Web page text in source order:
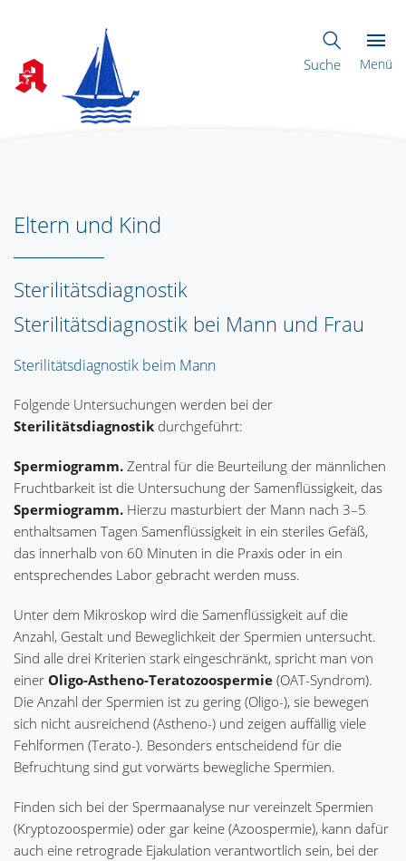
Suche Menü
Eltern und Kind
Sterilitätsdiagnostik
Sterilitätsdiagnostik bei Mann und Frau
Sterilitätsdiagnostik beim Mann
Folgende Untersuchungen werden bei der
Sterilitätsdiagnostik durchgeführt:
Spermiogramm. Zentral für die Beurteilung der männlichen
Fruchtbarkeit ist die Untersuchung der Samenflüssigkeit, das
Spermiogramm. Hierzu masturbiert der Mann nach 3–5
enthaltsamen Tagen Samenflüssigkeit in ein steriles Gefäß,
das innerhalb von 60 Minuten in die Praxis oder in ein
entsprechendes Labor gebracht werden muss.
Unter dem Mikroskop wird die Samenflüssigkeit auf die
Anzahl, Gestalt und Beweglichkeit der Spermien untersucht.
Sind alle drei Kriterien stark eingeschränkt, spricht man von
einer Oligo-Astheno-Teratozoospermie (OAT-Syndrom).
Die Anzahl der Spermien ist zu gering (Oligo-), sie bewegen
sich nicht ausreichend (Astheno-) und zeigen auffällig viele
Fehlformen (Terato-). Besonders entscheidend für die
Befruchtung sind gut vorwärts bewegliche Spermien.
Finden sich bei der Spermaanalyse nur vereinzelt Spermien
(Kryptozoospermie) oder gar keine (Azoospermie), kann dafür
auch eine retrograde Ejakulation verantwortlich sein, bei der